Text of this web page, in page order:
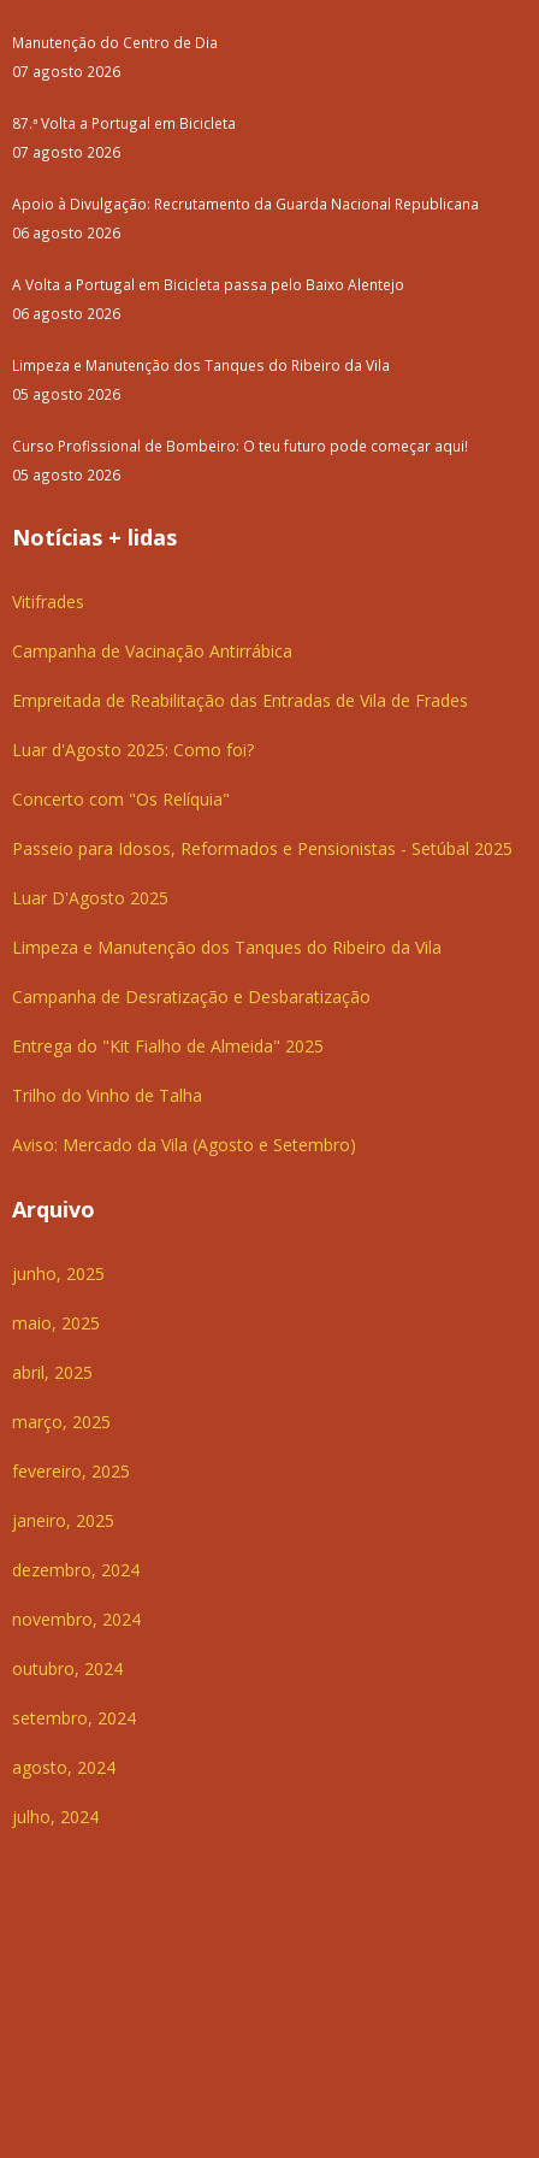
Manutenção do Centro de Dia
07 agosto 2026
87.ª Volta a Portugal em Bicicleta
07 agosto 2026
Apoio à Divulgação: Recrutamento da Guarda Nacional Republicana
06 agosto 2026
A Volta a Portugal em Bicicleta passa pelo Baixo Alentejo
06 agosto 2026
Limpeza e Manutenção dos Tanques do Ribeiro da Vila
05 agosto 2026
Curso Profissional de Bombeiro: O teu futuro pode começar aqui!
05 agosto 2026
Notícias + lidas
Vitifrades
Campanha de Vacinação Antirrábica
Empreitada de Reabilitação das Entradas de Vila de Frades
Luar d'Agosto 2025: Como foi?
Concerto com "Os Relíquia"
Passeio para Idosos, Reformados e Pensionistas - Setúbal 2025
Luar D'Agosto 2025
Limpeza e Manutenção dos Tanques do Ribeiro da Vila
Campanha de Desratização e Desbaratização
Entrega do "Kit Fialho de Almeida" 2025
Trilho do Vinho de Talha
Aviso: Mercado da Vila (Agosto e Setembro)
Arquivo
junho, 2025
maio, 2025
abril, 2025
março, 2025
fevereiro, 2025
janeiro, 2025
dezembro, 2024
novembro, 2024
outubro, 2024
setembro, 2024
agosto, 2024
julho, 2024